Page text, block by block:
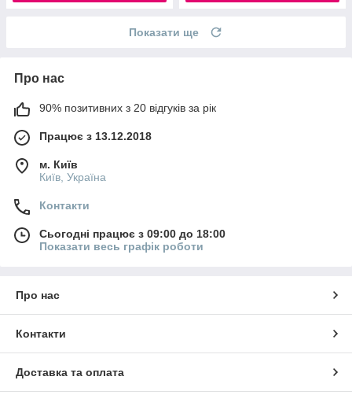
Показати ще
Про нас
90% позитивних з 20 відгуків за рік
Працює з 13.12.2018
м. Київ
Київ, Україна
Контакти
Сьогодні працює з 09:00 до 18:00
Показати весь графік роботи
Про нас
Контакти
Доставка та оплата